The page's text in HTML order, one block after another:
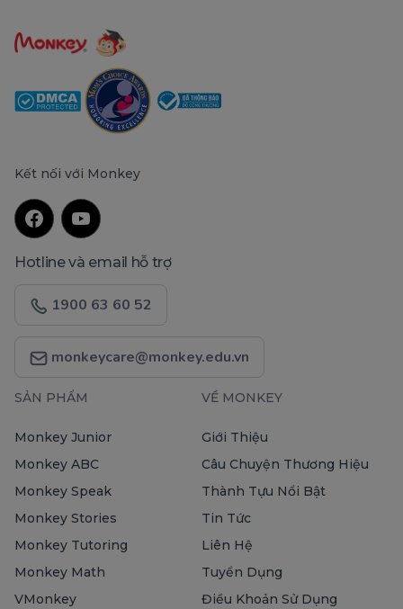
Kết nối với Monkey
Hotline và email hỗ trợ
1900 63 60 52
monkeycare@monkey.edu.vn
SẢN PHẨM
Monkey Junior
Monkey ABC
Monkey Speak
Monkey Stories
Monkey Tutoring
Monkey Math
VMonkey
VỀ MONKEY
Giới Thiệu
Câu Chuyện Thương Hiệu
Thành Tựu Nổi Bật
Tin Tức
Liên Hệ
Tuyển Dụng
Điều Khoản Sử Dụng